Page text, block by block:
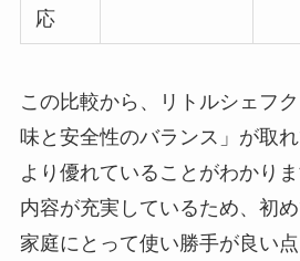
応
この比較から、リトルシェフ
味と安全性のバランス」が取
より優れていることがわかり
内容が充実しているため、初
家庭にとって使い勝手が良い